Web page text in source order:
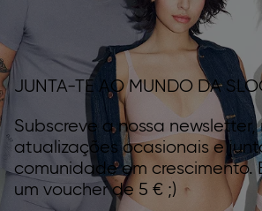
JUNTA-TE AO MUNDO DA
Subscreve a nossa newsletter,
atualizações ocasionais e
comunidade em crescimento.
um voucher de 5 € ;)